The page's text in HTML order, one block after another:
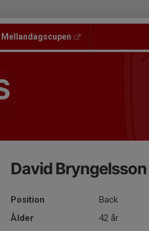
Mellandagscupen
David Bryngelsson
Position
Back
Ålder
42 år